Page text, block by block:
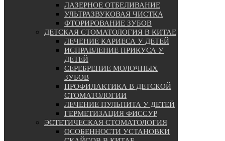
ЛАЗЕРНОЕ ОТБЕЛИВАНИЕ
УЛЬТРАЗВУКОВАЯ ЧИСТКА
ФТОРИРОВАНИЕ ЗУБОВ
ДЕТСКАЯ СТОМАТОЛОГИЯ В КИТАЕ
ЛЕЧЕНИЕ КАРИЕСА У ДЕТЕЙ
ИСПРАВЛЕНИЕ ПРИКУСА У
ДЕТЕЙ
СЕРЕБРЕНИЕ МОЛОЧНЫХ
ЗУБОВ
ПРОФИЛАКТИКА В ДЕТСКОЙ
СТОМАТОЛОГИИ
ЛЕЧЕНИЕ ПУЛЬПИТА У ДЕТЕЙ
ГЕРМЕТИЗАЦИЯ ФИССУР
ЭСТЕТИЧЕСКАЯ СТОМАТОЛОГИЯ
ОСОБЕННОСТИ УСТАНОВКИ